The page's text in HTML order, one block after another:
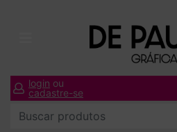
login ou
cadastre-se